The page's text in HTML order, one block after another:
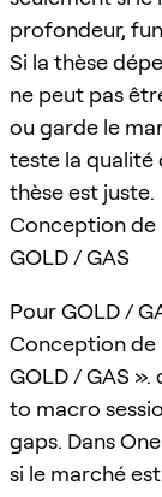
profondeur,
Si la thèse
ne peut pas
ou garde le
teste la qualité
thèse est juste.
Conception de
GOLD / GAS
Pour GOLD /
Conception de
GOLD / GAS
to macro
gaps. Dans
si le marché